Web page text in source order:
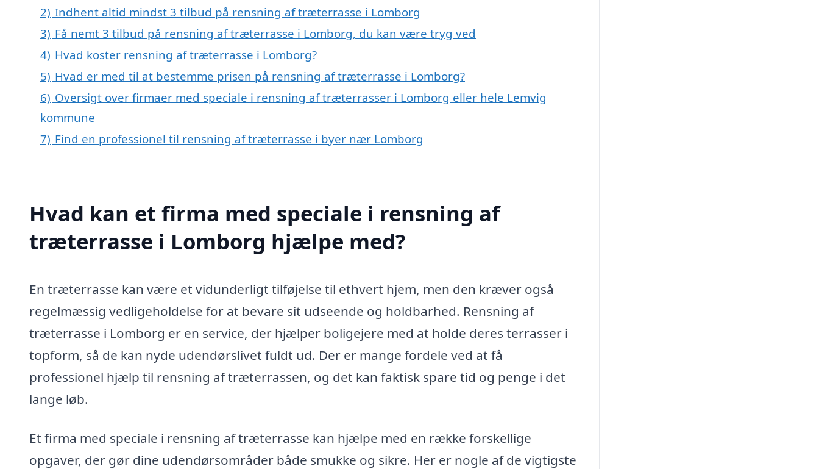
2) Indhent altid mindst 3 tilbud på rensning af træterrasse i Lomborg
3) Få nemt 3 tilbud på rensning af træterrasse i Lomborg, du kan være tryg ved
4) Hvad koster rensning af træterrasse i Lomborg?
5) Hvad er med til at bestemme prisen på rensning af træterrasse i Lomborg?
6) Oversigt over firmaer med speciale i rensning af træterrasser i Lomborg eller hele Lemvig
kommune
7) Find en professionel til rensning af træterrasse i byer nær Lomborg
Hvad kan et firma med speciale i rensning af
træterrasse i Lomborg hjælpe med?
En træterrasse kan være et vidunderligt tilføjelse til ethvert hjem, men den kræver også
regelmæssig vedligeholdelse for at bevare sit udseende og holdbarhed. Rensning af
træterrasse i Lomborg er en service, der hjælper boligejere med at holde deres terrasser i
topform, så de kan nyde udendørslivet fuldt ud. Der er mange fordele ved at få
professionel hjælp til rensning af træterrassen, og det kan faktisk spare tid og penge i det
lange løb.
Et firma med speciale i rensning af træterrasse kan hjælpe med en række forskellige
opgaver, der gør dine udendørsområder både smukke og sikre. Her er nogle af de vigtigste